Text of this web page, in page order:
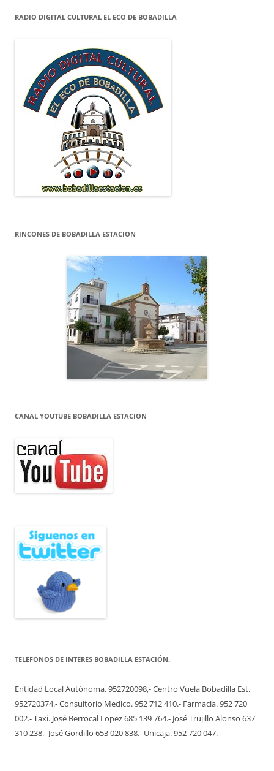
RADIO DIGITAL CULTURAL EL ECO DE BOBADILLA
RINCONES DE BOBADILLA ESTACION
CANAL YOUTUBE BOBADILLA ESTACION
TELEFONOS DE INTERES BOBADILLA ESTACIÓN.
Entidad Local Autónoma. 952720098,- Centro Vuela Bobadilla Est.
952720374.- Consultorio Medico. 952 712 410.- Farmacia. 952 720
002.- Taxi. José Berrocal Lopez 685 139 764.- José Trujillo Alonso 637
310 238.- José Gordillo 653 020 838.- Unicaja. 952 720 047.-